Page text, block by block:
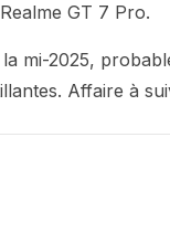
GT 7 Pro.
mi-2025,
Affaire à